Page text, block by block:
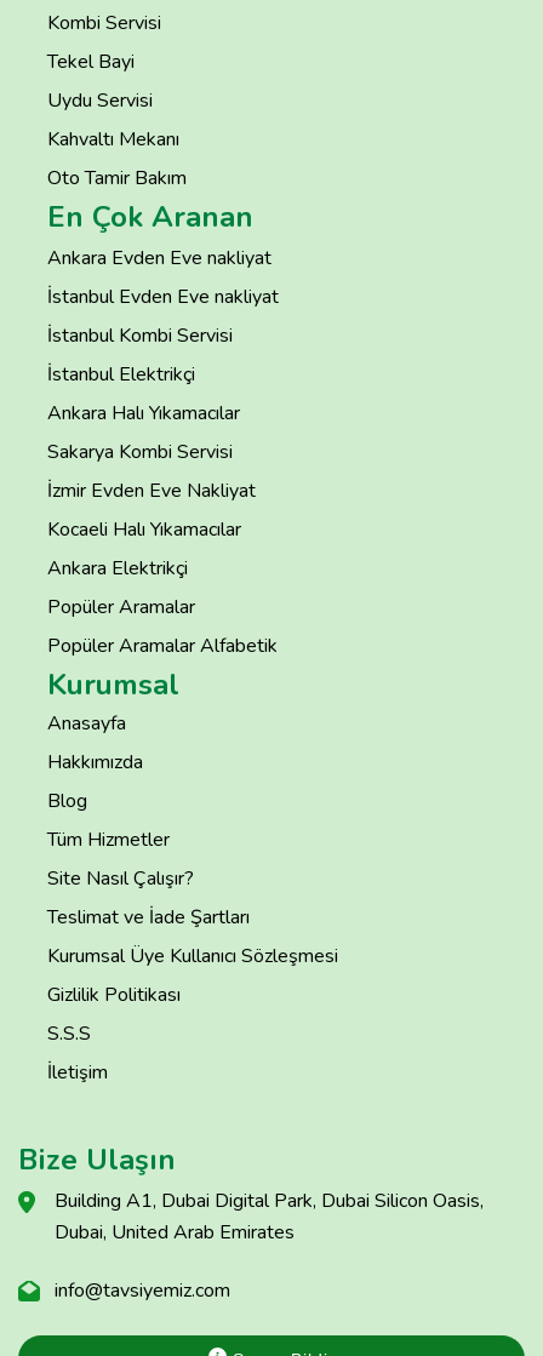
Kombi Servisi
Tekel Bayi
Uydu Servisi
Kahvaltı Mekanı
Oto Tamir Bakım
En Çok Aranan
Ankara Evden Eve nakliyat
İstanbul Evden Eve nakliyat
İstanbul Kombi Servisi
İstanbul Elektrikçi
Ankara Halı Yıkamacılar
Sakarya Kombi Servisi
İzmir Evden Eve Nakliyat
Kocaeli Halı Yıkamacılar
Ankara Elektrikçi
Popüler Aramalar
Popüler Aramalar Alfabetik
Kurumsal
Anasayfa
Hakkımızda
Blog
Tüm Hizmetler
Site Nasıl Çalışır?
Teslimat ve İade Şartları
Kurumsal Üye Kullanıcı Sözleşmesi
Gizlilik Politikası
S.S.S
İletişim
Bize Ulaşın
Building A1, Dubai Digital Park, Dubai Silicon Oasis,
Dubai, United Arab Emirates
info@tavsiyemiz.com